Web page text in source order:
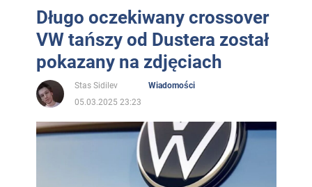
Długo oczekiwany crossover
VW tańszy od Dustera został
pokazany na zdjęciach
Stas Sidilev
Wiadomości
05.03.2025 23:23